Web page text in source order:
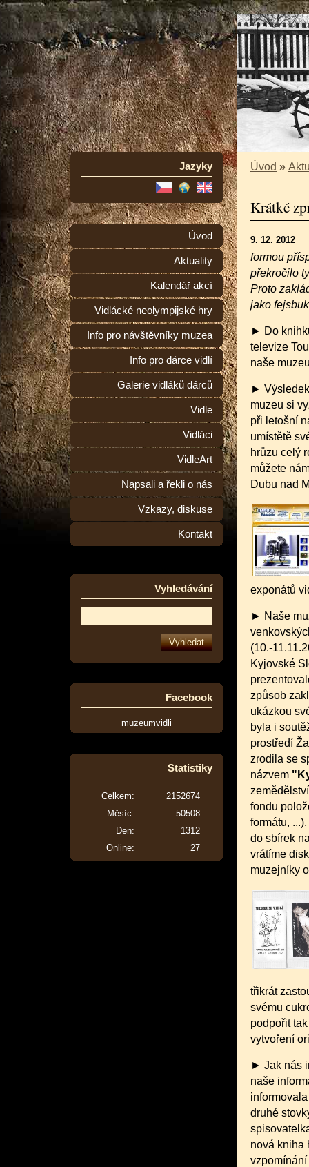
Jazyky
Úvod
Aktuality
Kalendář akcí
Vidlácké neolympijské hry
Info pro návštěvníky muzea
Info pro dárce vidlí
Galerie vidláků dárců
Vidle
Vidláci
VidleArt
Napsali a řekli o nás
Vzkazy, diskuse
Kontakt
Vyhledávání
Facebook
muzeumvidli
Statistiky
Online: 27
Celkem:
2152674
Měsíc:
50508
Den:
1312
Úvod »
Krátké
9. 12. 2012
formou
překročilo
Proto
jako
► Do
televize
naše
►
muzeu si
při letošní
umístětě
hrůzu celý
můžete
Dubu nad
exponátů
► Naše
(10.-
Kyjovské
způsob
ukázkou
byla i
prostředí
zrodila se
názvem
fondu
formátu,
do sbírek
vrátíme
muzejníky
třikrát
svému
podpořit
vytvoření
► Jak nás
naše
druhé
nová kniha
vzpomínání